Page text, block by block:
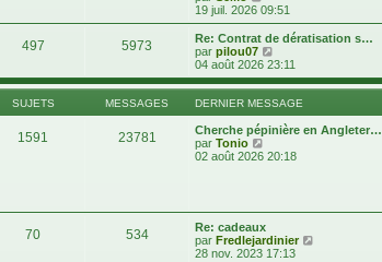
s
s
i
e
r
e
s
s
a
g
e
e
r
e
s
o
i
r
l
e
e
r
n
i
e
r
g
e
19 juil. 2026 09:51
497 5973
Re: Contrat de dératisation s…
par pilou07
o
i
r
l
e
d
r
e
s
s
04 août 2026 23:11
SUJETS MESSAGES DERNIER MESSAGE
1591 23781
Cherche pépinière en Angleter…
par Tonio
o
e
r
n
02 août 2026 20:18
70 534
Re: cadeaux
par Fredlejardinier
28 nov. 2023 17:13